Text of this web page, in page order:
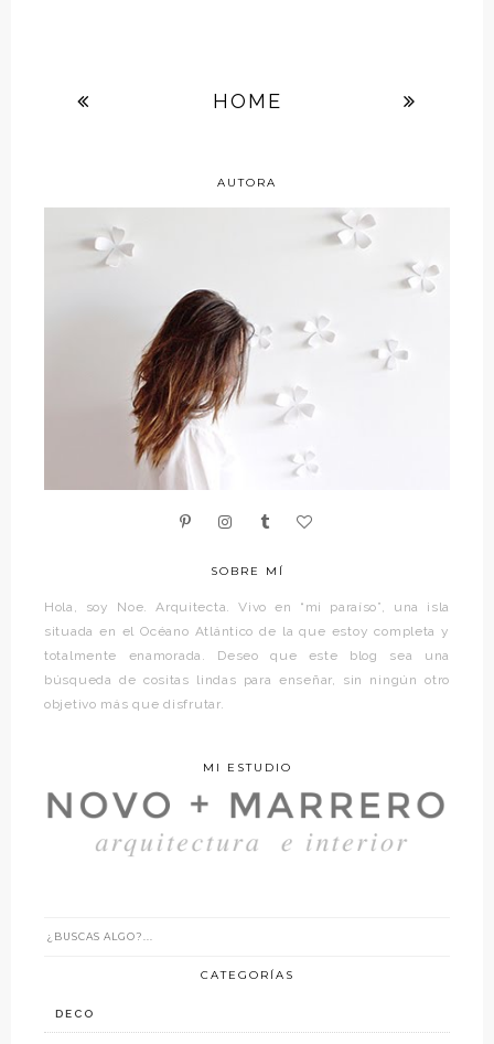
HOME
AUTORA
SOBRE MÍ
Hola, soy Noe. Arquitecta. Vivo en “mi paraíso”, una isla
situada en el Océano Atlántico de la que estoy completa y
totalmente enamorada. Deseo que este blog sea una
búsqueda de cositas lindas para enseñar, sin ningún otro
objetivo más que disfrutar.
MI ESTUDIO
CATEGORÍAS
DECO